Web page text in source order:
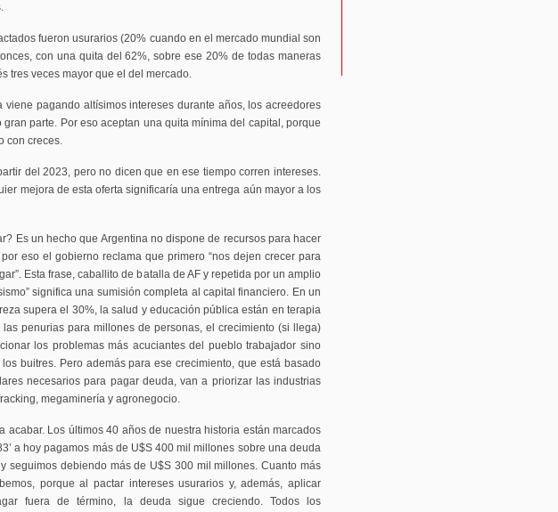
fueron usurarios (20% cuando en el mercado mundial son
con una quita del 62%, sobre ese 20% de todas maneras
tres veces mayor que el del mercado.
viene pagando altísimos intereses durante años, los acreedores
gran parte. Por eso aceptan una quita mínima del capital, porque
con creces.
del 2023, pero no dicen que en ese tiempo corren intereses.
mejora de esta oferta significaría una entrega aún mayor a los
Es un hecho que Argentina no dispone de recursos para hacer
eso el gobierno reclama que primero “nos dejen crecer para
Esta frase, caballito de batalla de AF y repetida por un amplio
significa una sumisión completa al capital financiero. En un
supera el 30%, la salud y educación pública están en terapia
las penurias para millones de personas, el crecimiento (si llega)
los problemas más acuciantes del pueblo trabajador sino
buitres. Pero además para ese crecimiento, que está basado
necesarios para pagar deuda, van a priorizar las industrias
megaminería y agronegocio.
acabar. Los últimos 40 años de nuestra historia están marcados
a hoy pagamos más de U$S 400 mil millones sobre una deuda
seguimos debiendo más de U$S 300 mil millones. Cuanto más
porque al pactar intereses usurarios y, además, aplicar
fuera de término, la deuda sigue creciendo. Todos los